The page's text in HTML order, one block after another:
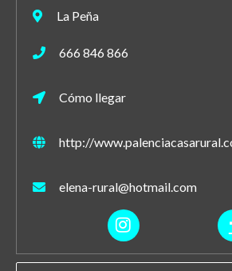
La Peña
666 846 866
Cómo llegar
http://
elena-rural@hotmail.com